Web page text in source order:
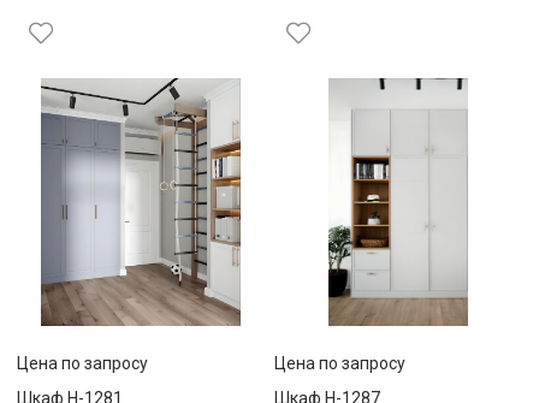
Цена по запросу
Шкаф Н-1281
Цена по запросу
Шкаф Н-1287